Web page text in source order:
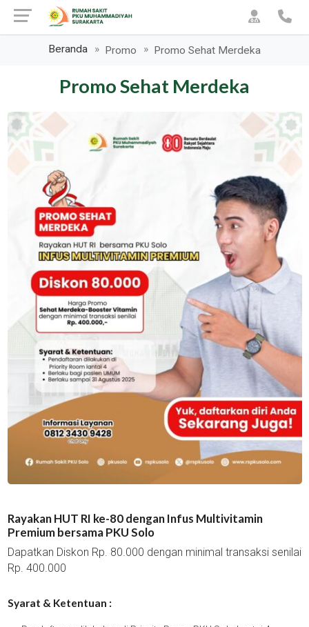
Beranda Promo Promo Sehat Merdeka
Promo Sehat Merdeka
Rayakan HUT RI ke-80 dengan Infus Multivitamin
Premium bersama PKU Solo
Dapatkan Diskon Rp. 80.000 dengan minimal transaksi senilai
Rp. 400.000
Syarat & Ketentuan :